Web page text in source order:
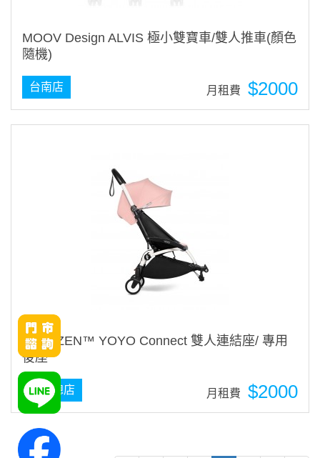
MOOV Design ALVIS 極小雙寶車/雙人推車(顏色
隨機)
$2000
月租費
台南店
BABYZEN™ YOYO Connect 雙人連結座/ 專用
後座
$2000
月租費
台中總店